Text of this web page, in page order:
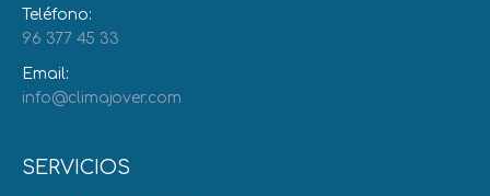
Teléfono:
96 377 45 33
Email:
info@climajover.com
SERVICIOS